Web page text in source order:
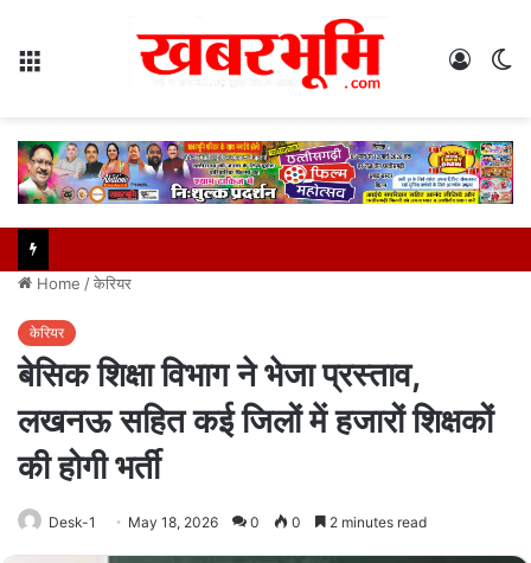
Log
Home /केरियर
केरियर
बेसिक शिक्षा विभाग ने भेजा प्रस्ताव,
लखनऊ सहित कई जिलों में हजारों शिक्षकों
की होगी भर्ती
Desk-1 May 18, 2026 0 0 2 minutes read